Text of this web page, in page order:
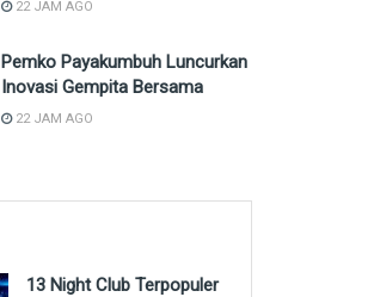
22 JAM AGO
Pemko Payakumbuh Luncurkan
Inovasi Gempita Bersama
22 JAM AGO
13 Night Club Terpopuler